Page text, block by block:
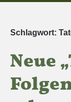
Schlagwort:
Neue